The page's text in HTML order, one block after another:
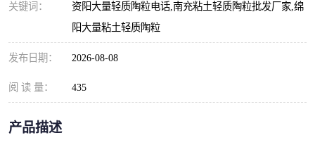
关键词：
资阳大量轻质陶粒电话,南充粘土轻质陶粒批发厂家,绵
阳大量粘土轻质陶粒
发布日期： 2026-08-08
阅 读 量： 435
产品描述